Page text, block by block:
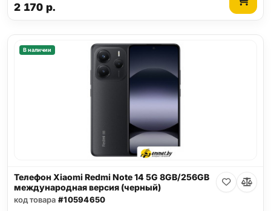
2 170 р.
В наличии
Телефон Xiaomi Redmi Note 14 5G 8GB/256GB
международная версия (черный)
код товара #10594650